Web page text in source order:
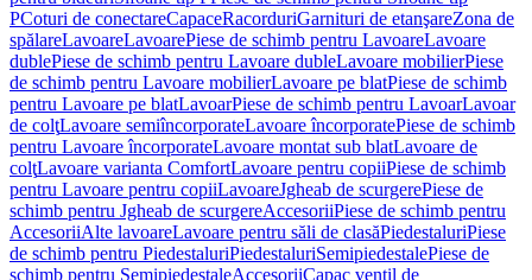
PCoturi de conectareCapaceRacorduriGarnituri de etanşareZona de
spălareLavoareLavoarePiese de schimb pentru LavoareLavoare
dublePiese de schimb pentru Lavoare dubleLavoare mobilierPiese
de schimb pentru Lavoare mobilierLavoare pe blatPiese de schimb
pentru Lavoare pe blatLavoarPiese de schimb pentru LavoarLavoar
de colţLavoare semiîncorporateLavoare încorporatePiese de schimb
pentru Lavoare încorporateLavoare montat sub blatLavoare de
colţLavoare varianta ComfortLavoare pentru copiiPiese de schimb
pentru Lavoare pentru copiiLavoareJgheab de scurgerePiese de
schimb pentru Jgheab de scurgereAccesoriiPiese de schimb pentru
AccesoriiAlte lavoareLavoare pentru săli de clasăPiedestaluriPiese
de schimb pentru PiedestaluriPiedestaluriSemipiedestalePiese de
schimb pentru SemipiedestaleAccesoriiCapac ventil de